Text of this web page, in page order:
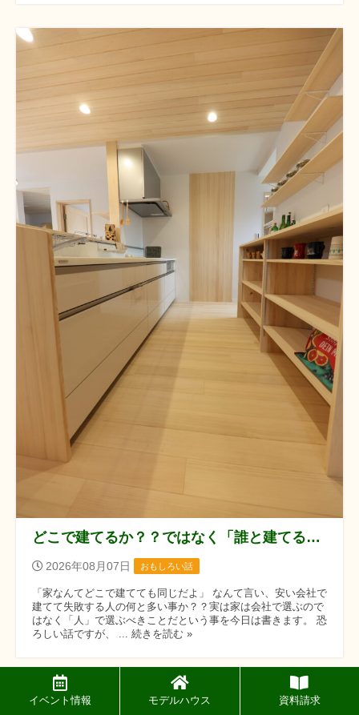
どこで建てるか？？ではなく「誰と建てるか？？」です！！
2026年08月07日 おもしろい話
「家なんてどこで建てても同じだよ」 なんて言い、安い会社で
建てて失敗する人の何と多い事か？？実は家は会社で選ぶので
はなく「人」で選ぶべきことだという事を今日は書きます。 恐
ろしい話ですが、 ... 続きを読む »
イベント情報 モデルハウス 資料請求